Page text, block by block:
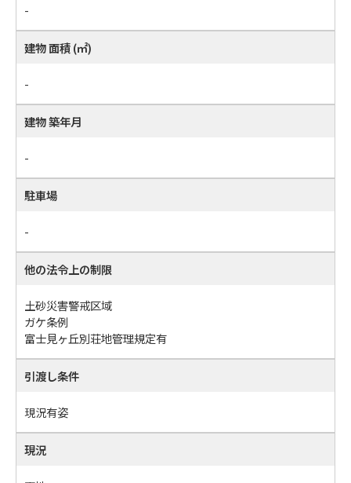
-
建物 面積 (㎡)
-
建物 築年月
-
駐車場
-
他の法令上の制限
土砂災害警戒区域
ガケ条例
富士見ヶ丘別荘地管理規定有
引渡し条件
現況有姿
現況